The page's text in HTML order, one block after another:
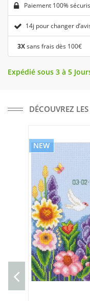
Paiement 100%
14j pour changer
3Xsans frais dès 100€
Expédié sous 3 à 5
DÉCOUVREZ
NEW